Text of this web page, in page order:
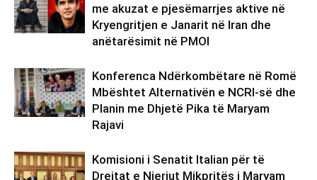
me akuzat e pjesëmarrjes aktive në
Kryengritjen e Janarit në Iran dhe
anëtarësimit në PMOI
Konferenca Ndërkombëtare në Romë
Mbështet Alternativën e NCRI-së dhe
Planin me Dhjetë Pika të Maryam
Rajavi
Komisioni i Senatit Italian për të
Drejtat e Njeriut Mikpritës i Maryam